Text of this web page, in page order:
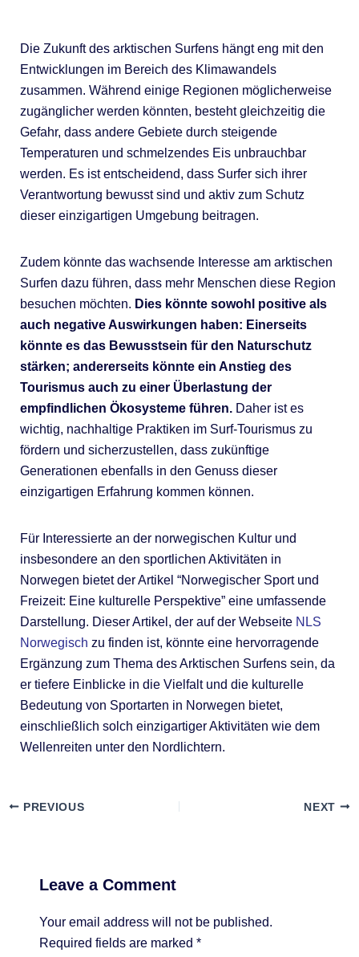
Die Zukunft des arktischen Surfens hängt eng mit den
Entwicklungen im Bereich des Klimawandels
zusammen. Während einige Regionen möglicherweise
zugänglicher werden könnten, besteht gleichzeitig die
Gefahr, dass andere Gebiete durch steigende
Temperaturen und schmelzendes Eis unbrauchbar
werden. Es ist entscheidend, dass Surfer sich ihrer
Verantwortung bewusst sind und aktiv zum Schutz
dieser einzigartigen Umgebung beitragen.
Zudem könnte das wachsende Interesse am arktischen
Surfen dazu führen, dass mehr Menschen diese Region
besuchen möchten. Dies könnte sowohl positive als
auch negative Auswirkungen haben: Einerseits
könnte es das Bewusstsein für den Naturschutz
stärken; andererseits könnte ein Anstieg des
Tourismus auch zu einer Überlastung der
empfindlichen Ökosysteme führen.Daher ist es
wichtig, nachhaltige Praktiken im Surf-Tourismus zu
fördern und sicherzustellen, dass zukünftige
Generationen ebenfalls in den Genuss dieser
einzigartigen Erfahrung kommen können.
Für Interessierte an der norwegischen Kultur und
insbesondere an den sportlichen Aktivitäten in
Norwegen bietet der Artikel “Norwegischer Sport und
Freizeit: Eine kulturelle Perspektive” eine umfassende
Darstellung. Dieser Artikel, der auf der Webseite NLS
Norwegisch zu finden ist, könnte eine hervorragende
Ergänzung zum Thema des Arktischen Surfens sein, da
er tiefere Einblicke in die Vielfalt und die kulturelle
Bedeutung von Sportarten in Norwegen bietet,
einschließlich solch einzigartiger Aktivitäten wie dem
Wellenreiten unter den Nordlichtern.
PREVIOUS NEXT
Leave a Comment
Your email address will not be published.
Required fields are marked *